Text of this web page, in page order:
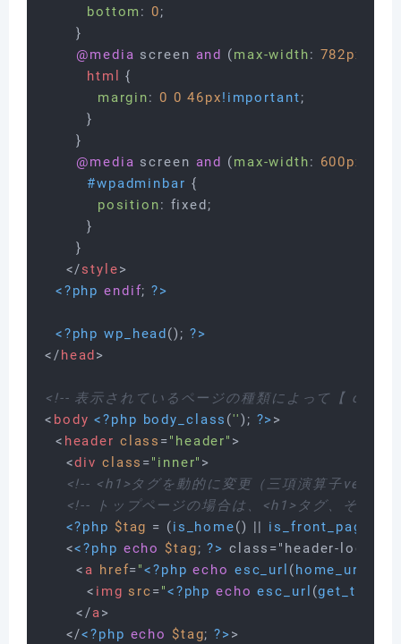
bottom : 0;
      }
@media screen and (max-width: 782px
html
{
margin: 0 0 46px!important;
        }
      }
@media screen and (max-width: 600px
#wpadminbar {
position: fixed;
        }
      }
</style>
<?php endif; ?>
<?php wp_head(); ?>
</head>
<!-- 表示されているページの種類によって【
< body <?php body_class (''); ?>>
< header class ="header" >
<div class ="inner" >
<!-- <h1>タグを動的に変更（三項演算子ver） --
<!-- トップページの場合は、<h1>タグ、それ以
<?php $tag = (is_home() || is_front_page
    <
<?php echo $tag; ?> class="header-logo">
<a href="<?php echo esc_url (home_url
< img src="<?php echo esc_url (
</a>
    </
<?php echo $tag; ?>>